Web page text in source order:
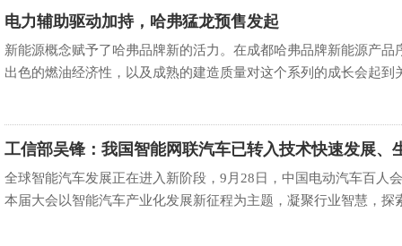
电力辅助驱动加持，哈弗猛龙预售发起
新能源概念赋予了哈弗品牌新的活力。在成都哈弗品牌新能源产
出色的燃油经济性，以及成熟的建造质量对这个系列的成长会起到
工信部吴锋：我国智能网联汽车已转入技术快速发展、
速构建新阶段
全球智能汽车发展正在进入新阶段，9月28日，中国电动汽车百人
本届大会以智能汽车产业化发展新征程为主题，凝聚行业智慧，探